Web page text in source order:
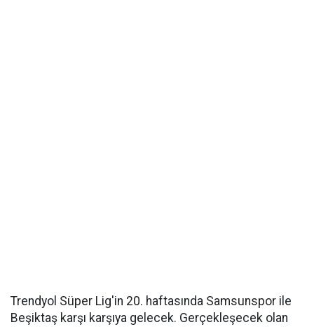
Trendyol Süper Lig'in 20. haftasında Samsunspor ile
Beşiktaş karşı karşıya gelecek. Gerçekleşecek olan